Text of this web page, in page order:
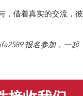
，借着真实的交流，彼
报名参加，一起